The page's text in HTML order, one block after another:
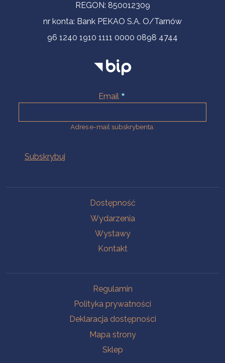
REGON: 850012309
nr konta: Bank PEKAO S.A. O/Tarnów
96 1240 1910 1111 0000 0898 4744
Email
Adres e-mail subskrybenta.
Dostępność
Wydarzenia
Wystawy
Kontakt
Regulamin
Polityka prywatności
Deklaracja dostępności
Mapa strony
Sklep